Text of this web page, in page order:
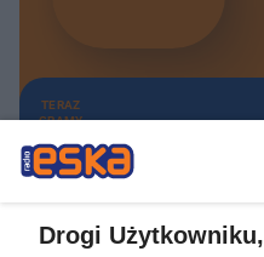
TERAZ
GRAMY
Drogi Użytkowniku,